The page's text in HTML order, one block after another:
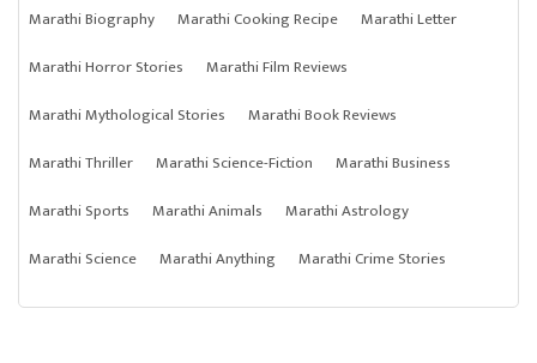
Marathi Biography
Marathi Cooking Recipe
Marathi Letter
Marathi Horror Stories
Marathi Film Reviews
Marathi Mythological Stories
Marathi Book Reviews
Marathi Thriller
Marathi Science-Fiction
Marathi Business
Marathi Sports
Marathi Animals
Marathi Astrology
Marathi Science
Marathi Anything Marathi Crime Stories